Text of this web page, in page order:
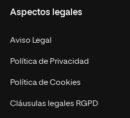
Doctorados
Experto Universitario
Postgrados
Cursos Universitarios
Facultades
Nuestro Equipo
Trabaja en UNIR
Actualidad
UNIR Revista
Aspectos legales
Aviso Legal
Política de Privacidad
Política de Cookies
Cláusulas legales RGPD